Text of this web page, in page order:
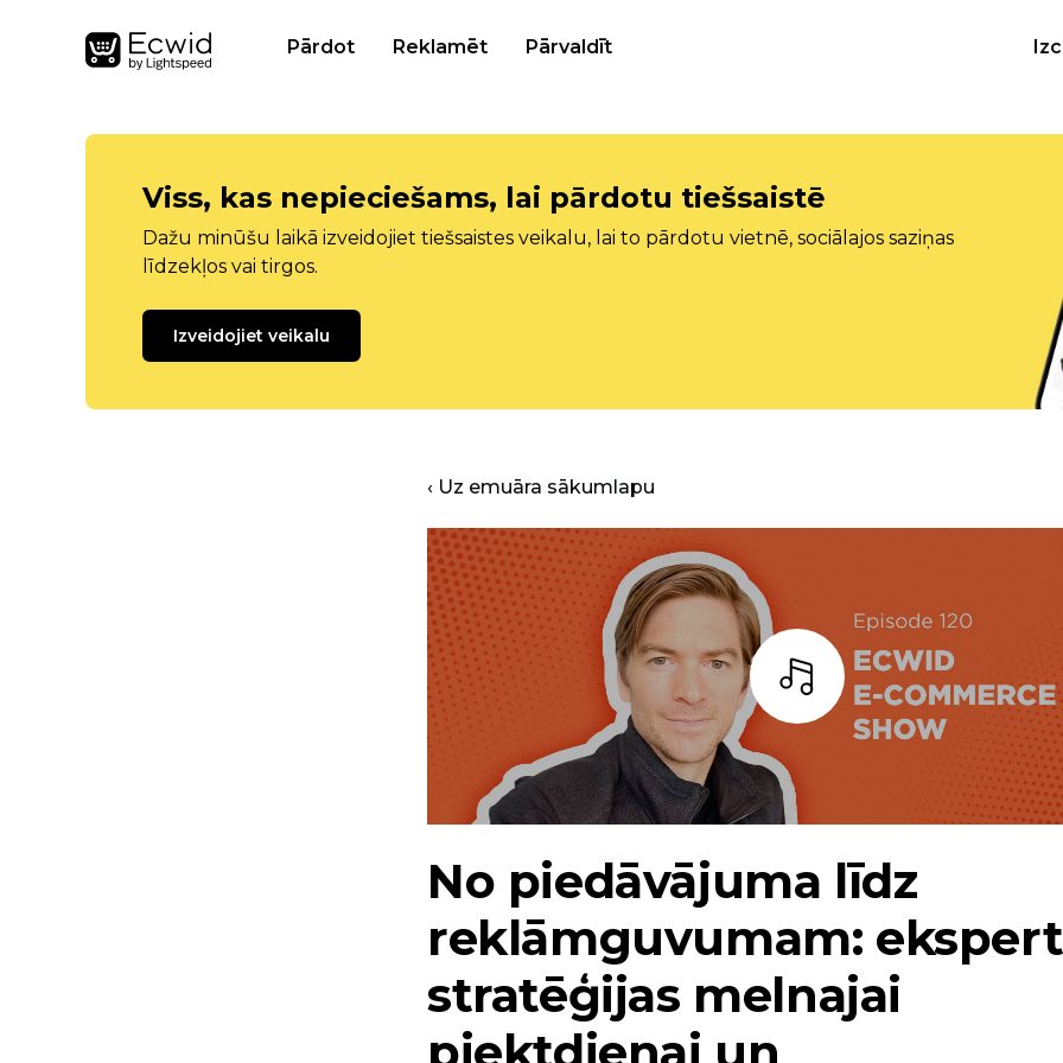
Pārdot Reklamēt Pārvaldīt
Viss, kas nepieciešams, lai pārdotu tiešsaistē
Dažu minūšu laikā izveidojiet tiešsaistes veikalu, lai to pārdotu vietnē, sociālajos saziņas
līdzekļos vai tirgos.
Izveidojiet veikalu
‹ Uz emuāra sākumlapu
No piedāvājuma līdz
reklāmguvumam:
stratēģijas melnajai
piektdienai un